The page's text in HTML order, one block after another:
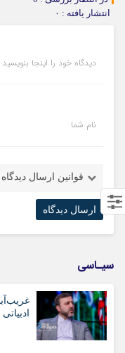
انتشار یافته : ۰
دیدگاه خود را اینجا بنویسید
نام شما
قوانین ارسال دیدگاه
سیـاسی